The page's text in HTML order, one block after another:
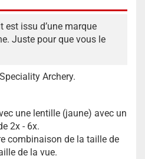
est issu d’une marque
Juste pour que vous le
Archery.
une lentille (jaune) avec un
2x - 6x.
combinaison de la taille de
de la vue.